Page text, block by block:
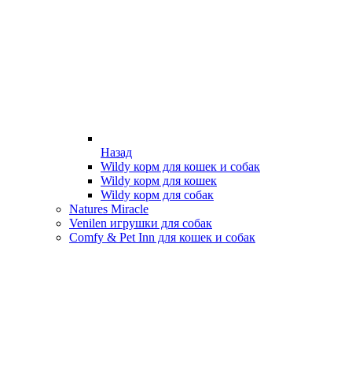
Назад
Wildy корм для кошек и собак
Wildy корм для кошек
Wildy корм для собак
Natures Miracle
Venilen игрушки для собак
Comfy & Pet Inn для кошек и собак